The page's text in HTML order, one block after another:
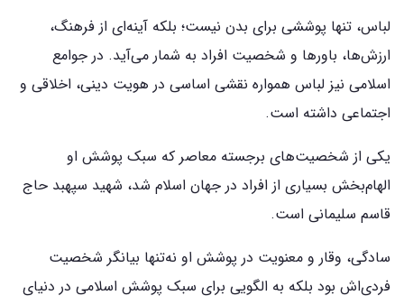
لباس، تنها پوششی برای بدن نیست؛ بلکه آینه‌ای از فرهنگ،
ارزش‌ها، باورها و شخصیت افراد به شمار می‌آید. در جوامع
اسلامی نیز لباس همواره نقشی اساسی در هویت دینی، اخلاقی و
اجتماعی داشته است.
یکی از شخصیت‌های برجسته معاصر که سبک پوشش او
الهام‌بخش بسیاری از افراد در جهان اسلام شد، شهید سپهبد حاج
قاسم سلیمانی است.
سادگی، وقار و معنویت در پوشش او نه‌تنها بیانگر شخصیت
فردی‌اش بود بلکه به الگویی برای سبک پوشش اسلامی در دنیای